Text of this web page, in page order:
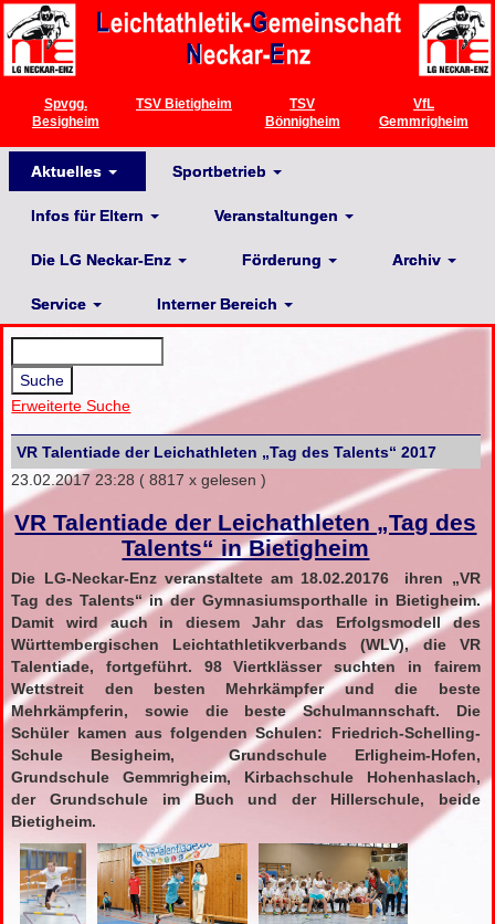
Spvgg.
Besigheim
TSV Bietigheim
TSV
Bönnigheim
VfL
Gemmrigheim
Aktuelles Sportbetrieb
Infos für Eltern Veranstaltungen
Die LG Neckar-Enz Förderung Archiv
Service Interner Bereich
Erweiterte Suche
VR Talentiade der Leichathleten „Tag des Talents“ 2017
23.02.2017 23:28 ( 8817 x gelesen )
VR Talentiade der Leichathleten „Tag des
Talents“ in Bietigheim
Die LG-Neckar-Enz veranstaltete am 18.02.20176 ihren „VR
Tag des Talents“ in der Gymnasiumsporthalle in Bietigheim.
Damit wird auch in diesem Jahr das Erfolgsmodell des
Württembergischen Leichtathletikverbands (WLV), die VR
Talentiade, fortgeführt. 98 Viertklässer suchten in fairem
Wettstreit den besten Mehrkämpfer und die beste
Mehrkämpferin, sowie die beste Schulmannschaft. Die
Schüler kamen aus folgenden Schulen: Friedrich-Schelling-
Schule Besigheim, Grundschule Erligheim-Hofen,
Grundschule Gemmrigheim, Kirbachschule Hohenhaslach,
der Grundschule im Buch und der Hillerschule, beide
Bietigheim.